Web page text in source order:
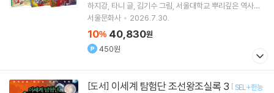
하지강 타니 글 김기수그림 서울대학교 뿌리깊은 역사나
무감수
서울문화사 2026.7.30.
10% 40,830원
450원
[도서] 이세계 탐험단 조선왕조실록 3 [ SEL+한능